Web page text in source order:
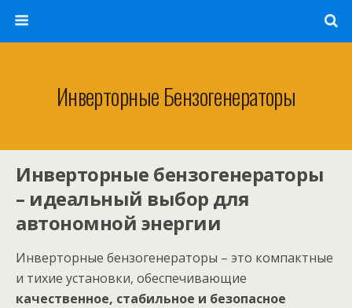
Инверторные Бензогенераторы
Инверторные бензогенераторы
– идеальный выбор для
автономной энергии
Инверторные бензогенераторы – это компактные
и тихие установки, обеспечивающие
качественное, стабильное и безопасное